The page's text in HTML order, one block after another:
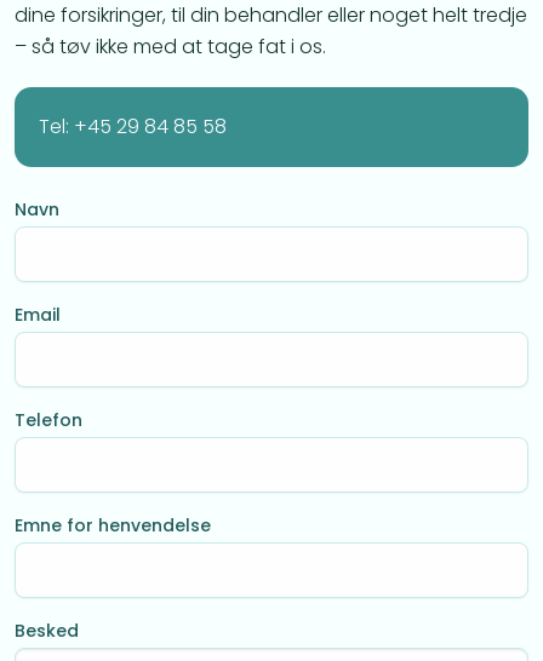
dine forsikringer, til din behandler eller noget helt tredje
– så tøv ikke med at tage fat i os.
Tel: +45 29 84 85 58
Navn
Email
Telefon
Emne for henvendelse
Besked